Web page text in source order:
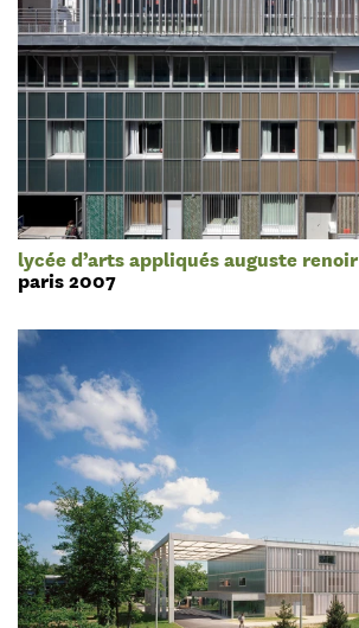
lycée d’arts appliqués auguste renoir
paris 2007